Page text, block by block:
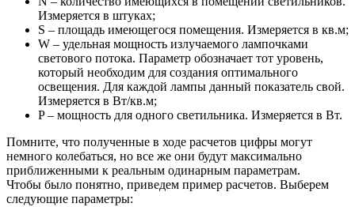
Измеряется в штуках;
S – площадь имеющегося помещения. Измеряется в кв.м;
W – удельная мощность излучаемого лампочками
светового потока. Параметр обозначает тот уровень,
который необходим для создания оптимального
освещения. Для каждой лампы данный показатель свой.
Измеряется в Вт/кв.м;
P – мощность для одного светильника. Измеряется в Вт.
Помните, что полученные в ходе расчетов цифры могут
немного колебаться, но все же они будут максимально
приближенными к реальным одинарным параметрам.
Чтобы было понятно, приведем пример расчетов. Выберем
следующие параметры: